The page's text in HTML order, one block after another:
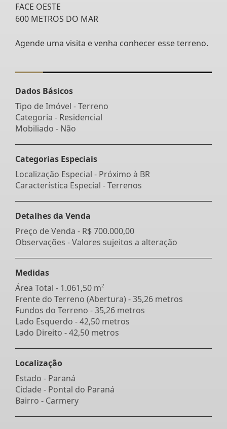
FACE OESTE
600 METROS DO MAR
Agende uma visita e venha conhecer esse terreno.
Dados Básicos
Tipo de Imóvel - Terreno
Categoria - Residencial
Mobiliado - Não
Categorias Especiais
Localização Especial - Próximo à BR
Característica Especial - Terrenos
Detalhes da Venda
Preço de Venda - R$ 700.000,00
Observações - Valores sujeitos a alteração
Medidas
Área Total - 1.061,50 m²
Frente do Terreno (Abertura) - 35,26 metros
Fundos do Terreno - 35,26 metros
Lado Esquerdo - 42,50 metros
Lado Direito - 42,50 metros
Localização
Estado - Paraná
Cidade - Pontal do Paraná
Bairro - Carmery